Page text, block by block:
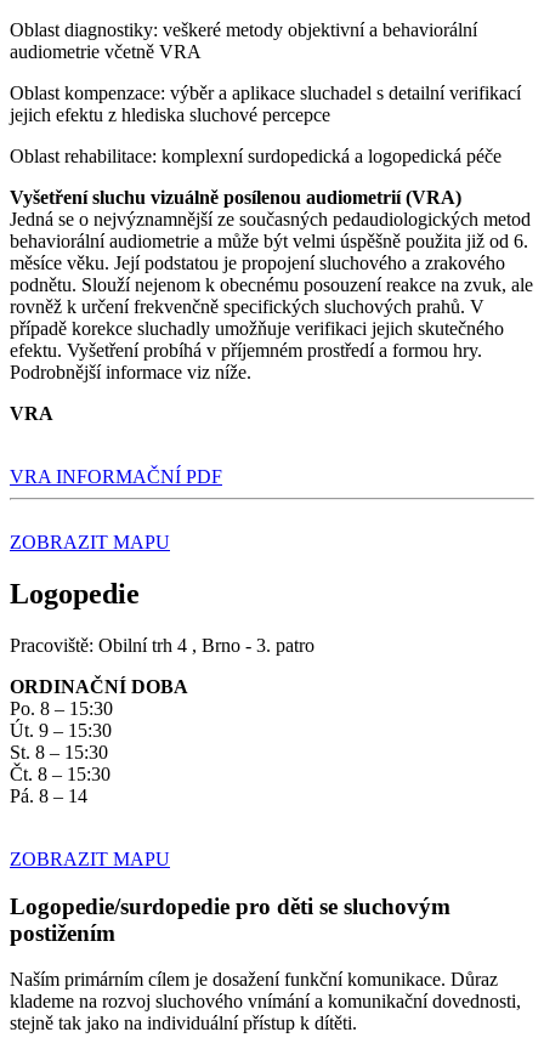
Oblast diagnostiky: veškeré metody objektivní a behaviorální
audiometrie včetně VRA
Oblast kompenzace: výběr a aplikace sluchadel s detailní verifikací
jejich efektu z hlediska sluchové percepce
Oblast rehabilitace: komplexní surdopedická a logopedická péče
Vyšetření sluchu vizuálně posílenou audiometrií (VRA)
Jedná se o nejvýznamnější ze současných pedaudiologických metod
behaviorální audiometrie a může být velmi úspěšně použita již od 6.
měsíce věku. Její podstatou je propojení sluchového a zrakového
podnětu. Slouží nejenom k obecnému posouzení reakce na zvuk, ale
rovněž k určení frekvenčně specifických sluchových prahů. V
případě korekce sluchadly umožňuje verifikaci jejich skutečného
efektu. Vyšetření probíhá v příjemném prostředí a formou hry.
Podrobnější informace viz níže.
VRA
VRA INFORMAČNÍ PDF
ZOBRAZIT MAPU
Logopedie
Pracoviště: Obilní trh 4 , Brno - 3. patro
ORDINAČNÍ DOBA
Po. 8 – 15:30
Út. 9 – 15:30
St. 8 – 15:30
Čt. 8 – 15:30
Pá. 8 – 14
ZOBRAZIT MAPU
Logopedie/surdopedie pro děti se sluchovým
postižením
Naším primárním cílem je dosažení funkční komunikace. Důraz
klademe na rozvoj sluchového vnímání a komunikační dovednosti,
stejně tak jako na individuální přístup k dítěti.